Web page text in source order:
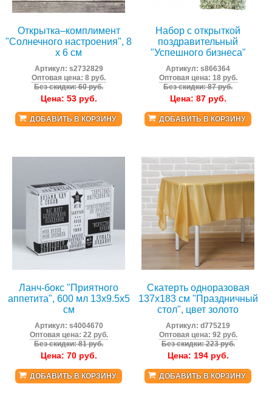
Открытка–комплимент
"Солнечного настроения", 8
х 6 см
Артикул: s2732829
Оптовая цена: 8 руб.
Без скидки: 60 руб.
Цена: 53руб.
ДОБАВИТЬ В КОРЗИНУ
Набор с открыткой
поздравительный
"Успешного бизнеса"
Артикул:s866364
Оптовая цена: 18 руб.
Без скидки: 87 руб.
Цена: 87руб.
ДОБАВИТЬ В КОРЗИНУ
Ланч-бокс "Приятного
аппетита", 600 мл 13х9.5х5
см
Артикул: s4004670
Оптовая цена: 22 руб.
Без скидки: 81 руб.
Цена: 70руб.
ДОБАВИТЬ В КОРЗИНУ
Скатерть одноразовая
137x183 см "Праздничный
стол", цвет золото
Артикул:d775219
Оптовая цена: 92 руб.
Без скидки: 223 руб.
Цена: 194руб.
ДОБАВИТЬ В КОРЗИНУ